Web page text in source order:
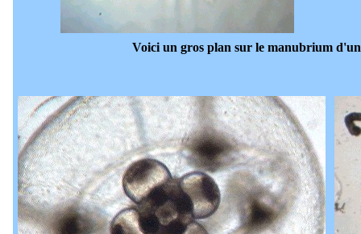
Voici un gros plan sur le manubrium